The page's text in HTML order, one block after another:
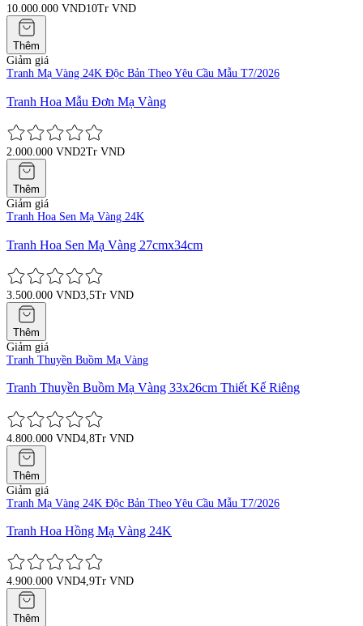
10.000.000 VND10Tr VND
Thêm
Giảm giá
Tranh Mạ Vàng 24K Độc Bản Theo Yêu Cầu Mẫu T7/2026
Tranh Hoa Mẫu Đơn Mạ Vàng
2.000.000 VND2Tr VND
Thêm
Giảm giá
Tranh Hoa Sen Mạ Vàng 24K
Tranh Hoa Sen Mạ Vàng 27cmx34cm
3.500.000 VND3,5Tr VND
Thêm
Giảm giá
Tranh Thuyền Buồm Mạ Vàng
Tranh Thuyền Buồm Mạ Vàng 33x26cm Thiết Kế Riêng
4.800.000 VND4,8Tr VND
Thêm
Giảm giá
Tranh Mạ Vàng 24K Độc Bản Theo Yêu Cầu Mẫu T7/2026
Tranh Hoa Hồng Mạ Vàng 24K
4.900.000 VND4,9Tr VND
Thêm